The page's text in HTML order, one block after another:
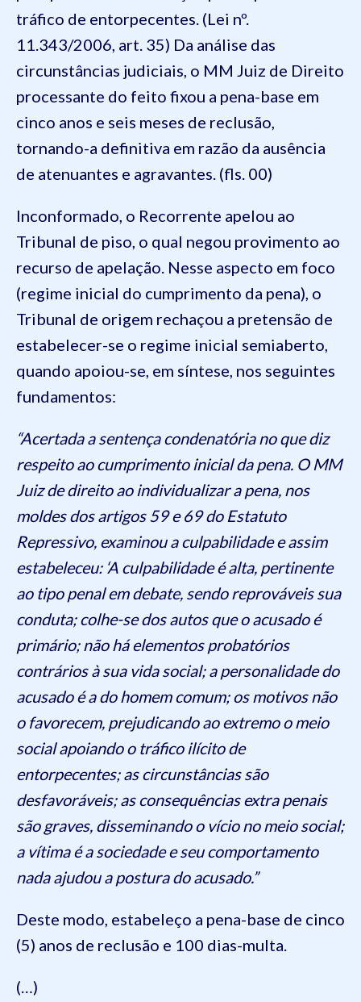
tráfico de entorpecentes. (Lei nº.
11.343/2006, art. 35) Da análise das
circunstâncias judiciais, o MM Juiz de Direito
processante do feito fixou a pena-base em
cinco anos e seis meses de reclusão,
tornando-a definitiva em razão da ausência
de atenuantes e agravantes. (fls. 00)
Inconformado, o Recorrente apelou ao
Tribunal de piso, o qual negou provimento ao
recurso de apelação. Nesse aspecto em foco
(regime inicial do cumprimento da pena), o
Tribunal de origem rechaçou a pretensão de
estabelecer-se o regime inicial semiaberto,
quando apoiou-se, em síntese, nos seguintes
fundamentos:
“Acertada a sentença condenatória no que diz
respeito ao cumprimento inicial da pena. O MM
Juiz de direito ao individualizar a pena, nos
moldes dos artigos 59 e 69 do Estatuto
Repressivo, examinou a culpabilidade e assim
estabeleceu: ‘A culpabilidade é alta, pertinente
ao tipo penal em debate, sendo reprováveis sua
conduta; colhe-se dos autos que o acusado é
primário; não há elementos probatórios
contrários à sua vida social; a personalidade do
acusado é a do homem comum; os motivos não
o favorecem, prejudicando ao extremo o meio
social apoiando o tráfico ilícito de
entorpecentes; as circunstâncias são
desfavoráveis; as consequências extra penais
são graves, disseminando o vício no meio social;
a vítima é a sociedade e seu comportamento
nada ajudou a postura do acusado.”
Deste modo, estabeleço a pena-base de cinco
(5) anos de reclusão e 100 dias-multa.
(…)